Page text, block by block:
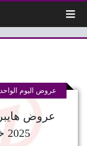
2025 خصومات الشاشات
عروض اليوم الواحد